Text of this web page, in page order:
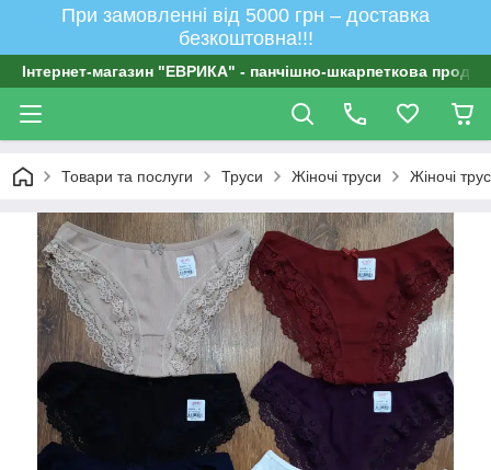
При замовленні від 5000 грн – доставка
безкоштовна!!!
Інтернет-магазин "ЕВРИКА" - панчішно-шкарпеткова
Товари та послуги Труси Жіночі труси Жіночі